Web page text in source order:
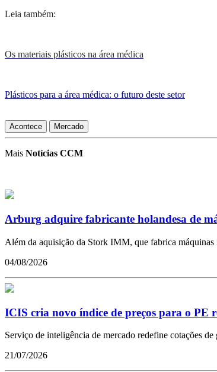
Leia também:
Os materiais plásticos na área médica
Plásticos para a área médica: o futuro deste setor
Acontece Mercado
Mais Notícias CCM
Arburg adquire fabricante holandesa de
Além da aquisição da Stork IMM, que fabrica
04/08/2026
ICIS cria novo índice de preços para o PE
Serviço de inteligência de mercado redefine cotações
21/07/2026